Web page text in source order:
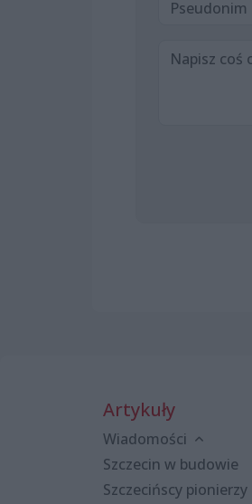
Artykuły
Wiadomości
Szczecin w budowie
Szczecińscy pionierzy